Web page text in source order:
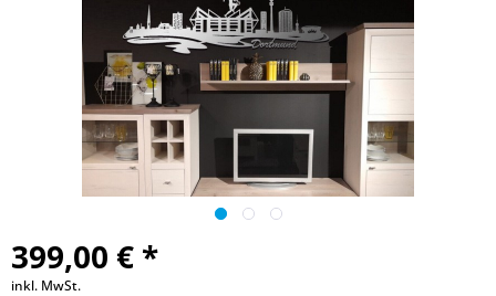
399,00 € *
inkl. MwSt.